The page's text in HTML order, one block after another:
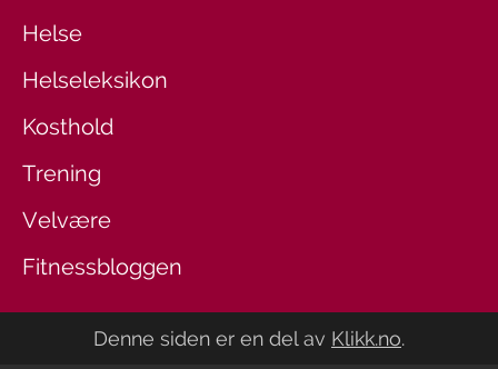
Helse
Helseleksikon
Kosthold
Trening
Velvære
Fitnessbloggen
Denne siden er en del av Klikk.no.